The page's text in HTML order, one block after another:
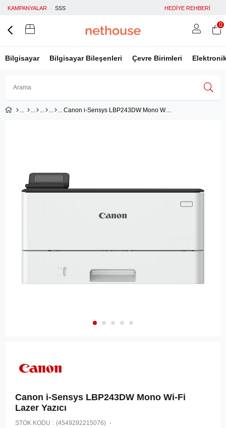
KAMPANYALAR SSS HEDİYE REHBERİ
Bilgisayar Bilgisayar Bileşenleri Çevre Birimleri
Üye Ol
0
Canon i-Sensys LBP243DW Mono Wi-Fi Lazer Yazıcı
Canon i-Sensys LBP243DW Mono Wi-Fi
Lazer Yazıcı
STOK KODU (4549292215076)